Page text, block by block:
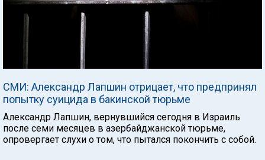
СМИ: Александр Лапшин отрицает, что предпринял
попытку суицида в бакинской тюрьме
Александр Лапшин, вернувшийся сегодня в Израиль
после семи месяцев в азербайджанской тюрьме,
опровергает слухи о том, что пытался покончить с собой.